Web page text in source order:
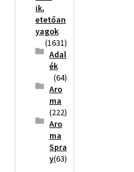
ik,
etetőan
yagok
(1631)
Adal
ék
(64)
Aro
ma
(222)
Aro
ma
Spra
y(63)